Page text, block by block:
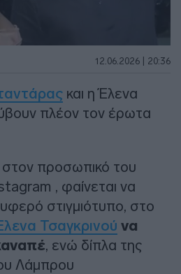
12.06.2026 | 20:36
και η Έλενα
πλέον τον έρωτα
προσωπικό του
, φαίνεται να
στιγμιότυπο, στο
Τσαγκρινού να
, ενώ δίπλα της
Λάμπρου